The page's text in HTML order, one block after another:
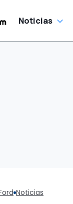
Noticias
Noticias